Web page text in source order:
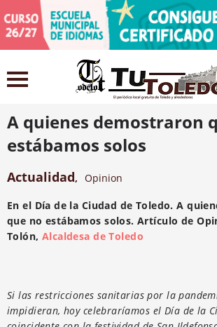
23 enero 2021
A quienes demostraron
estábamos solos
Actualidad, Opinion
En el Día de la Ciudad de Toledo.A
que no estábamos solos. Artículo de
Tolón, Alcaldesa de Toledo
Si las restricciones sanitarias por la
impidieran, hoy celebraríamos el Día de la